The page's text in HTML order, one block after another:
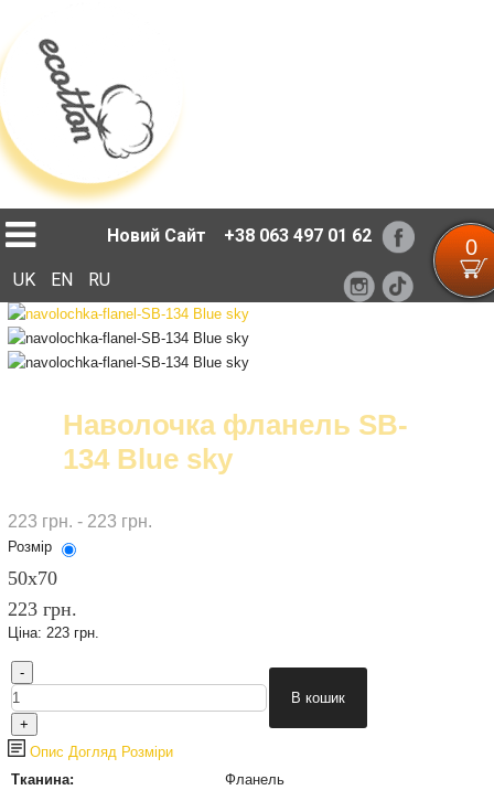
Новий Сайт +38 063 497 01 62 0
UK EN RU
Наволочка фланель SB-
134 Blue sky
223 грн. - 223 грн.
Розмір
50х70
223 грн.
Ціна: 223 грн.
Опис Догляд Розміри
Тканина:
Фланель